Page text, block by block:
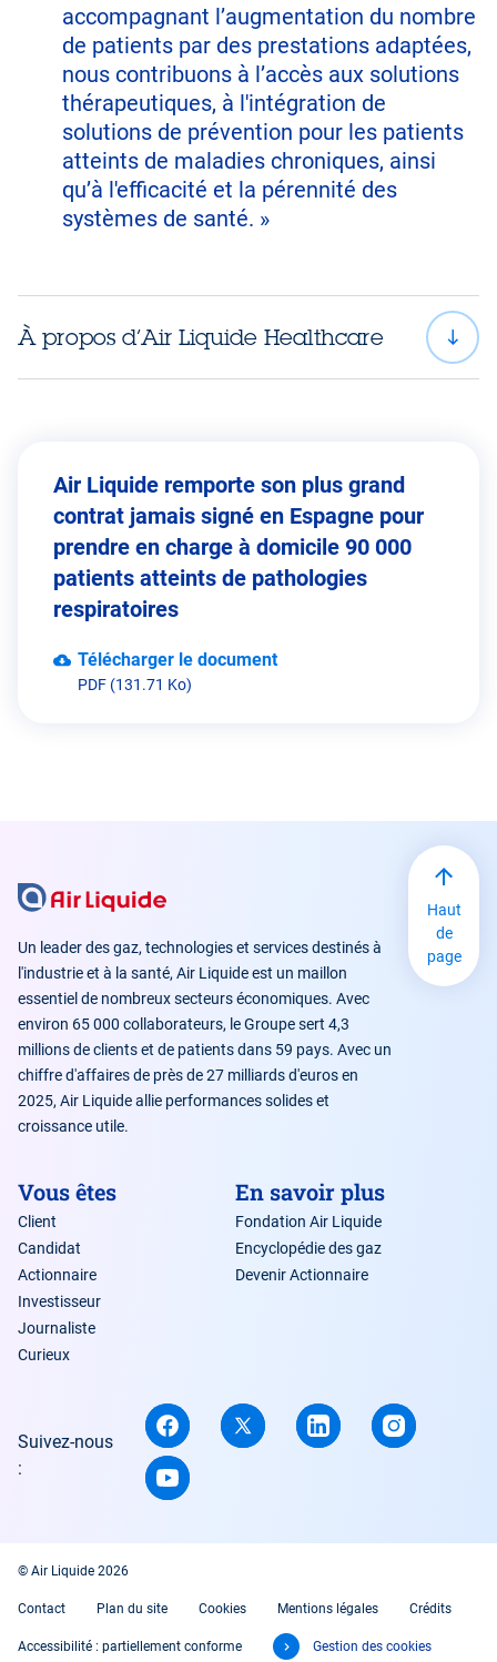
accompagnant l’augmentation du nombre
de patients par des prestations adaptées,
nous contribuons à l’accès aux solutions
thérapeutiques, à l'intégration de
solutions de prévention pour les patients
atteints de maladies chroniques, ainsi
qu’à l'efficacité et la pérennité des
systèmes de santé. »
À propos d’Air Liquide Healthcare
Air Liquide remporte son plus grand
contrat jamais signé en Espagne pour
prendre en charge à domicile 90 000
patients atteints de pathologies
respiratoires
Télécharger le document
PDF (131.71 Ko)
Un leader des gaz, technologies et services destinés à
l'industrie et à la santé, Air Liquide est un maillon
essentiel de nombreux secteurs économiques. Avec
environ 65 000 collaborateurs, le Groupe sert 4,3
millions de clients et de patients dans 59 pays. Avec un
chiffre d'affaires de près de 27 milliards d'euros en
2025, Air Liquide allie performances solides et
croissance utile.
Vous êtes
Client
Candidat
Actionnaire
Investisseur
Journaliste
Curieux
En savoir plus
Fondation Air Liquide
Encyclopédie des gaz
Devenir Actionnaire
Suivez-nous
:
Haut
de
page
© Air Liquide 2026
Contact Plan du site Cookies Mentions légales Crédits
Accessibilité : partiellement conforme Gestion des cookies